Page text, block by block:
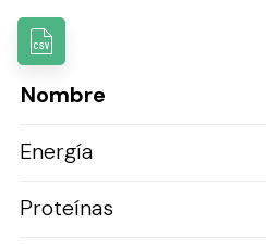
Nombre
Energía
Proteínas